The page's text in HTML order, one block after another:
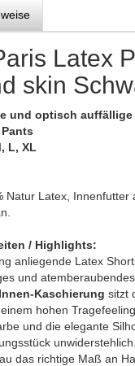
Latex
skin
und optisch auffällige
L, XL
Natur Latex, Innenfutter
/ Highlights:
anliegende Latex
und
Kaschierung sitzt
hohen
und die elegante
das richtige Maß an